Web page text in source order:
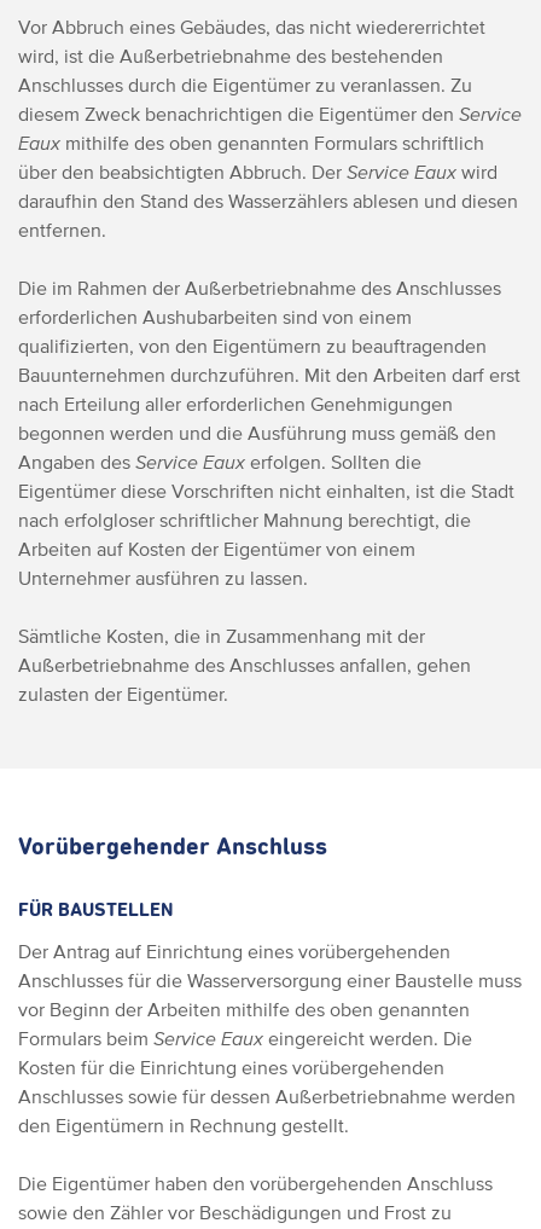
Vor Abbruch eines Gebäudes, das nicht wiedererrichtet
wird, ist die Außerbetriebnahme des bestehenden
Anschlusses durch die Eigentümer zu veranlassen. Zu
diesem Zweck benachrichtigen die Eigentümer den Service
Eaux mithilfe des oben genannten Formulars schriftlich
über den beabsichtigten Abbruch. Der Service Eaux wird
daraufhin den Stand des Wasserzählers ablesen und diesen
entfernen.
Die im Rahmen der Außerbetriebnahme des Anschlusses
erforderlichen Aushubarbeiten sind von einem
qualifizierten, von den Eigentümern zu beauftragenden
Bauunternehmen durchzuführen. Mit den Arbeiten darf erst
nach Erteilung aller erforderlichen Genehmigungen
begonnen werden und die Ausführung muss gemäß den
Angaben des Service Eaux erfolgen. Sollten die
Eigentümer diese Vorschriften nicht einhalten, ist die Stadt
nach erfolgloser schriftlicher Mahnung berechtigt, die
Arbeiten auf Kosten der Eigentümer von einem
Unternehmer ausführen zu lassen.
Sämtliche Kosten, die in Zusammenhang mit der
Außerbetriebnahme des Anschlusses anfallen, gehen
zulasten der Eigentümer.
Vorübergehender Anschluss
FÜR BAUSTELLEN
Der Antrag auf Einrichtung eines vorübergehenden
Anschlusses für die Wasserversorgung einer Baustelle muss
vor Beginn der Arbeiten mithilfe des oben genannten
Formulars beim Service Eaux eingereicht werden. Die
Kosten für die Einrichtung eines vorübergehenden
Anschlusses sowie für dessen Außerbetriebnahme werden
den Eigentümern in Rechnung gestellt.
Die Eigentümer haben den vorübergehenden Anschluss
sowie den Zähler vor Beschädigungen und Frost zu